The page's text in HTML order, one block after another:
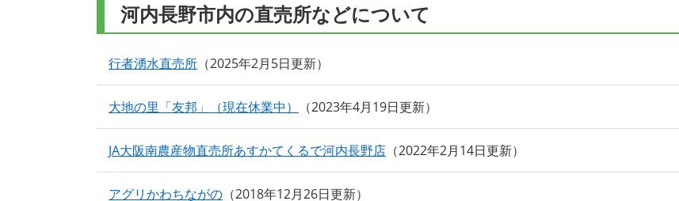
河内長野市内の直売所などについて
行者湧水直売所 2025年2月5日更新
大地の里「友邦」（現在休業中） 2023年4月19日更新
JA大阪南農産物直売所あすかてくるで河内長野店 2022年2月14日更新
アグリかわちながの 2018年12月26日更新